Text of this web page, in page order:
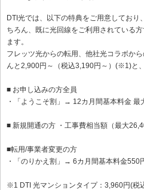
DTI光では、以下の特典をご用意しており
ちろん、既に光回線をご利用されている
ます。
フレッツ光からの転用、他社光コラボか
んと2,900円～（税込3,190円～）(※1)と
■ お申し込みの方全員
・「ようこそ割」→ 12カ月間基本料金
■ 新規開通の方 ・工事費相当額（最大
■転用/事業者変更の方
・「のりかえ割」→ 6カ月間基本料金550
※1 DTI 光マンションタイプ：3,960円(税